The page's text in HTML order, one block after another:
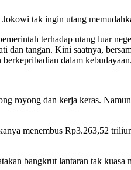
tak ingin utang
terhadap utang luar
tangan. Kini saatnya,
dalam
royong dan kerja keras.
menembus Rp3.263,52
bangkrut lantaran tak